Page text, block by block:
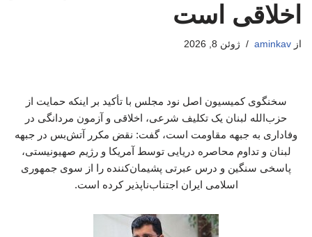
اخلاقی است
از aminkav ژوئن 8, 2026
سخنگوی کمیسیون اصل نود مجلس با تأکید بر اینکه حمایت از
حزب‌الله لبنان یک تکلیف شرعی، اخلاقی و آزمون مردانگی در
وفاداری به جبهه مقاومت است، گفت: نقض مکرر آتش‌بس در جبهه
لبنان و تداوم محاصره دریایی توسط آمریکا و رژیم صهیونیستی،
پاسخی سنگین و درس عبرتی پشیمان‌کننده را از سوی جمهوری
اسلامی ایران اجتناب‌ناپذیر کرده است.